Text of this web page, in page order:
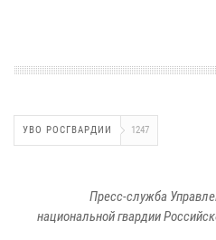
УВО РОСГВАРДИИ 1247
Пресс-служба
национальной гвардии